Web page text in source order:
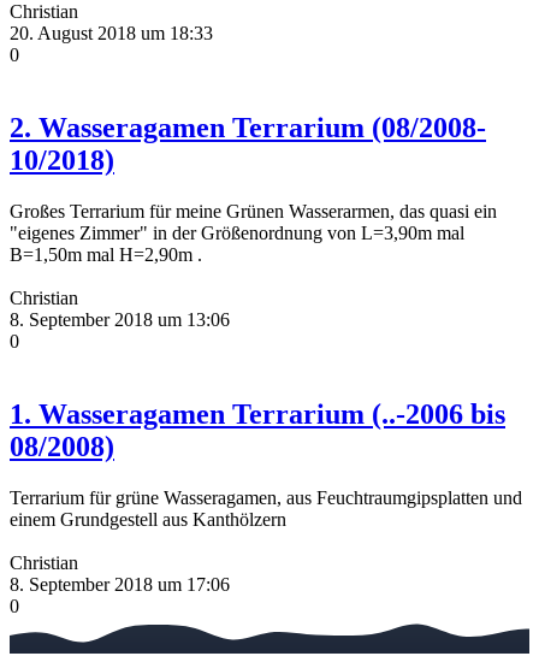
Christian
20. August 2018 um 18:33
0
2. Wasseragamen Terrarium (08/2008-
10/2018)
Großes Terrarium für meine Grünen Wasserarmen, das quasi ein
"eigenes Zimmer" in der Größenordnung von L=3,90m mal
B=1,50m mal H=2,90m .
Christian
8. September 2018 um 13:06
0
1. Wasseragamen Terrarium (..-2006 bis
08/2008)
Terrarium für grüne Wasseragamen, aus Feuchtraumgipsplatten und
einem Grundgestell aus Kanthölzern
Christian
8. September 2018 um 17:06
0